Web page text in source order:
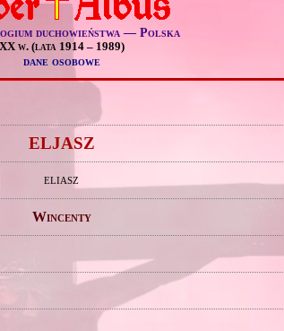
duchowieństwa — Polska
XX w. (lata 1914 – 1989)
dane osobowe
ELJASZ
ELIASZ
Wincenty